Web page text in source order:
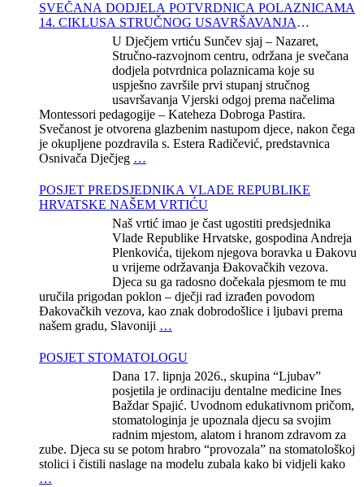
SVEČANA DODJELA POTVRDNICA POLAZNICAMA
14. CIKLUSA STRUČNOG USAVRŠAVANJA
KATEHEZE DOBROGA PASTIRA
U Dječjem vrtiću Sunčev sjaj – Nazaret,
Stručno-razvojnom centru, održana je svečana
dodjela potvrdnica polaznicama koje su
uspješno završile prvi stupanj stručnog
usavršavanja Vjerski odgoj prema načelima
Montessori pedagogije – Kateheza Dobroga Pastira.
Svečanost je otvorena glazbenim nastupom djece, nakon čega
je okupljene pozdravila s. Estera Radičević, predstavnica
Osnivača Dječjeg …
POSJET PREDSJEDNIKA VLADE REPUBLIKE
HRVATSKE NAŠEM VRTIĆU
Naš vrtić imao je čast ugostiti predsjednika
Vlade Republike Hrvatske, gospodina Andreja
Plenkovića, tijekom njegova boravka u Đakovu
u vrijeme održavanja Đakovačkih vezova.
Djeca su ga radosno dočekala pjesmom te mu
uručila prigodan poklon – dječji rad izrađen povodom
Đakovačkih vezova, kao znak dobrodošlice i ljubavi prema
našem gradu, Slavoniji …
POSJET STOMATOLOGU
Dana 17. lipnja 2026., skupina “Ljubav”
posjetila je ordinaciju dentalne medicine Ines
Baždar Spajić. Uvodnom edukativnom pričom,
stomatologinja je upoznala djecu sa svojim
radnim mjestom, alatom i hranom zdravom za
zube. Djeca su se potom hrabro “provozala” na stomatološkoj
stolici i čistili naslage na modelu zubala kako bi vidjeli kako
…